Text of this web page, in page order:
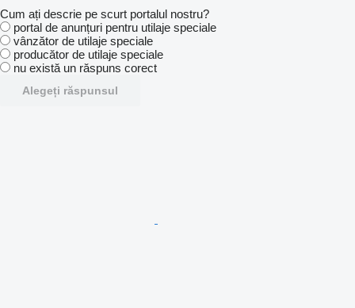
Cum ați descrie pe scurt portalul nostru?
portal de anunțuri pentru utilaje speciale
vânzător de utilaje speciale
producător de utilaje speciale
nu există un răspuns corect
Alegeți răspunsul